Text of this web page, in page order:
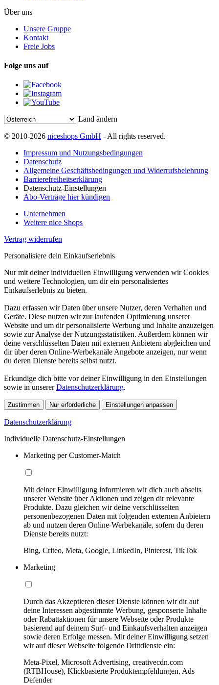
Über uns
Unsere Gruppe
Kontakt
Freie Jobs
Folge uns auf
Land ändern
© 2010-2026 niceshops GmbH - All rights reserved.
Impressum und Nutzungsbedingungen
Datenschutz
Allgemeine Geschäftsbedingungen und Widerrufsbelehrung
Barrierefreiheitserklärung
Datenschutz-Einstellungen
Abo-Verträge hier kündigen
Unternehmen
Weitere nice Shops
Vertrag widerrufen
Personalisiere dein Einkaufserlebnis
Nur mit deiner individuellen Einwilligung verwenden wir Cookies
und weitere Technologien, um dir ein personalisiertes
Einkaufserlebnis zu bieten.
Dazu erfassen wir Daten über unsere Nutzer, deren Verhalten und
Geräte. Diese nutzen wir zur laufenden Optimierung unserer
Website und um dir personalisierte Werbung und Inhalte anzuzeigen
sowie zur Analyse der Nutzungsstatistiken. Außerdem können wir
deine verschlüsselten Daten mit externen Anbietern abgleichen und
dir über deren Online-Werbekanäle Angebote anzeigen, nur wenn
du deren Dienste bereits selbst nutzt.
Erkundige dich bitte vor deiner Einwilligung in den Einstellungen
sowie in unsererDatenschutzerklärung.
Zustimmen Nur erforderliche Einstellungen anpassen
Datenschutzerklärung
Individuelle Datenschutz-Einstellungen
Marketing per Customer-Match
Mit deiner Einwilligung informieren wir dich auch abseits
unserer Website über Aktionen und zeigen dir relevante
Produkte. Dazu gleichen wir deine verschlüsselten
personenbezogenen Daten mit folgenden externen Anbietern
ab und nutzen deren Online-Werbekanäle, sofern du deren
Dienste bereits nutzt:
Bing, Criteo, Meta, Google, LinkedIn, Pinterest, TikTok
Marketing
Durch das Akzeptieren dieser Dienste können wir dir auf
deine Interessen abgestimmte Werbung, gesponserte Inhalte
oder Rabattaktionen für unsere Webseite oder Produkte
basierend auf deinem Surf- und Einkaufsverhalten anzeigen
sowie deren Erfolge messen. Mit deiner Einwilligung setzen
wir auf dieser Webseite folgende Drittdienste ein:
Meta-Pixel, Microsoft Advertising, creativecdn.com
(RTBHouse), Klickbasierte Produktempfehlungen, Ads
Defender